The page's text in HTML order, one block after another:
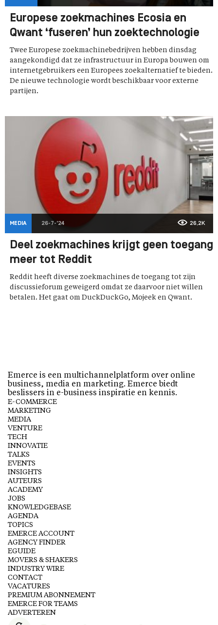
Europese zoekmachines Ecosia en
Qwant ‘fuseren’ hun zoektechnologie
Twee Europese zoekmachinebedrijven hebben dinsdag
aangekondigd dat ze infrastructuur in Europa bouwen om
internetgebruikers een Europees zoekalternatief te bieden.
De nieuwe technologie wordt beschikbaar voor externe
partijen.
MEDIA 26-7-'24 26,2K
Deel zoekmachines krijgt geen toegang
meer tot Reddit
Reddit heeft diverse zoekmachines de toegang tot zijn
discussieforum geweigerd omdat ze daarvoor niet willen
betalen. Het gaat om DuckDuckGo, Mojeek en Qwant.
Emerce is een multichannelplatform over online
business, media en marketing. Emerce biedt
beslissers in e-business inspiratie en kennis.
E-COMMERCE
MARKETING
MEDIA
VENTURE
TECH
INNOVATIE
TALKS
EVENTS
INSIGHTS
AUTEURS
ACADEMY
JOBS
KNOWLEDGEBASE
AGENDA
TOPICS
EMERCE ACCOUNT
AGENCY FINDER
EGUIDE
MOVERS & SHAKERS
INDUSTRY WIRE
CONTACT
VACATURES
PREMIUM ABONNEMENT
EMERCE FOR TEAMS
ADVERTEREN